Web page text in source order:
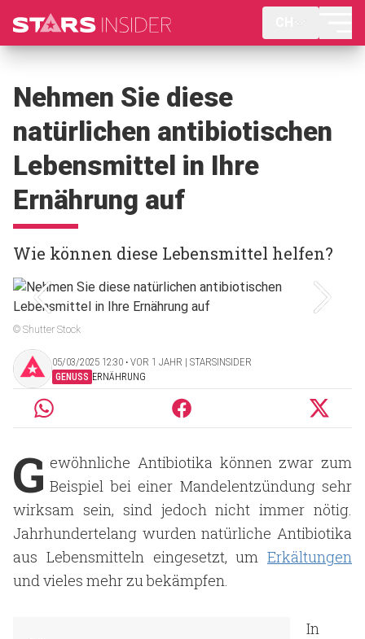
Nehmen Sie diese
natürlichen antibiotischen
Lebensmittel in Ihre
Ernährung auf
Wie können diese Lebensmittel helfen?
© Shutter Stock
05/03/2025 12:30 ‧ VOR 1 JAHR | STARSINSIDER
GENUSS ERNÄHRUNG
G ewöhnliche Antibiotika können zwar zum
Beispiel bei einer Mandelentzündung sehr
wirksam sein, sind jedoch nicht immer nötig.
Jahrhundertelang wurden natürliche Antibiotika
aus Lebensmitteln eingesetzt, um Erkältungen
und vieles mehr zu bekämpfen.
In